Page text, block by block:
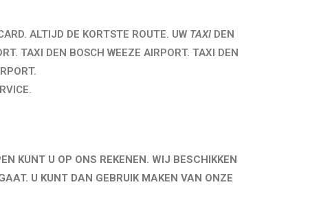
ALTIJD DE KORTSTE ROUTE. UW TAXI DEN
TAXI DEN BOSCH WEEZE AIRPORT. TAXI DEN
KUNT U OP ONS REKENEN. WIJ BESCHIKKEN
U KUNT DAN GEBRUIK MAKEN VAN ONZE